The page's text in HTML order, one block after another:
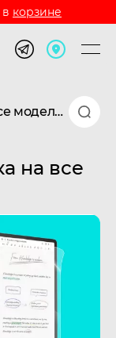
корзине
Защитная бронепленка на все модели планшет TCL
на все